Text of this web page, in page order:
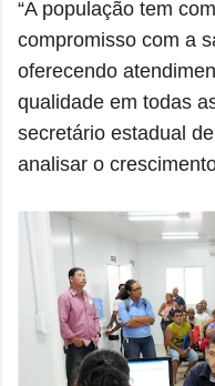
“A população tem
compromisso com a
oferecendo
qualidade em todas
secretário estadual
analisar o